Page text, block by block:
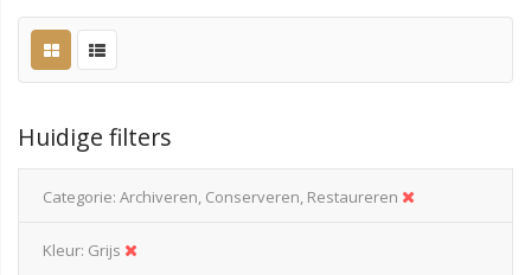
Huidige filters
Categorie Archiveren, Conserveren, Restaureren
Kleur Grijs